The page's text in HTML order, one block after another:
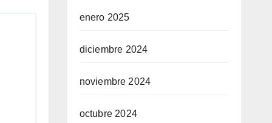
enero 2025
diciembre 2024
noviembre 2024
octubre 2024